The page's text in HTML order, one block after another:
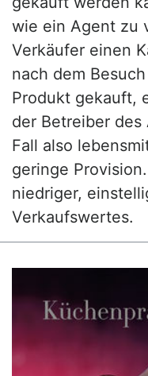
wie ein Agent zu
Verkäufer einen
nach dem
Produkt gekauft,
der Betreiber
Fall also
geringe
niedriger,
Verkaufswertes.